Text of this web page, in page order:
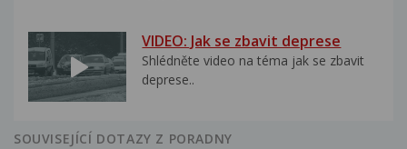
VIDEO: Jak se zbavit deprese
Shlédněte video na téma jak se zbavit
deprese..
SOUVISEJÍCÍ DOTAZY Z PORADNY